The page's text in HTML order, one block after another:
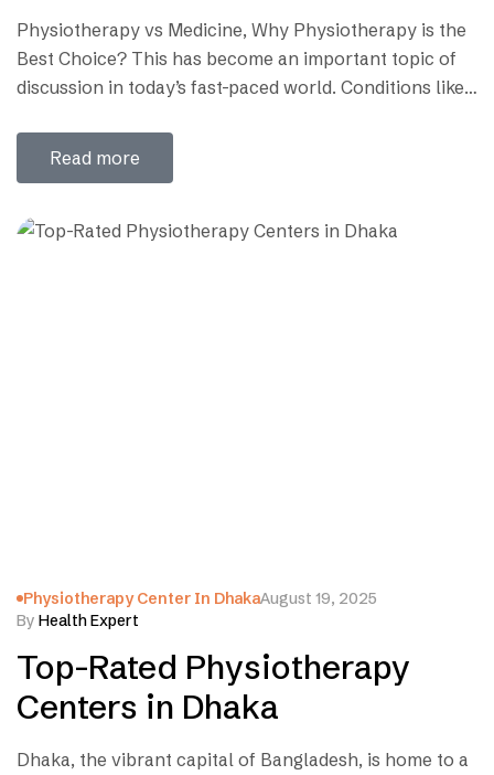
Physiotherapy vs Medicine, Why Physiotherapy is the
Best Choice? This has become an important topic of
discussion in today’s fast-paced world. Conditions like
other…
Read more
Physiotherapy Center In DhakaAugust 19, 2025
By Health Expert
Top-Rated Physiotherapy
Centers in Dhaka
Dhaka, the vibrant capital of Bangladesh, is home to a